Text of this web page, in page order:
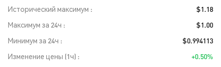
Исторический максимум
$1.18
Максимум за 24ч
$1.00
Минимум за 24ч
$0.994113
Изменение цены (1ч)
+0.50%